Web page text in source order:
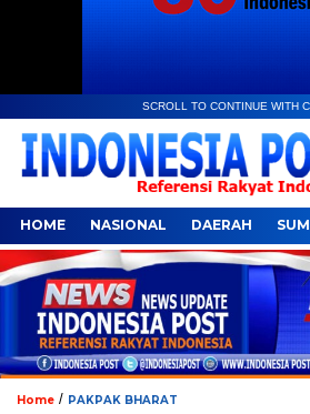
SCROLL TO CONTINUE WITH
HOME NASIONAL DAERAH
Home / PAKPAK BHARAT